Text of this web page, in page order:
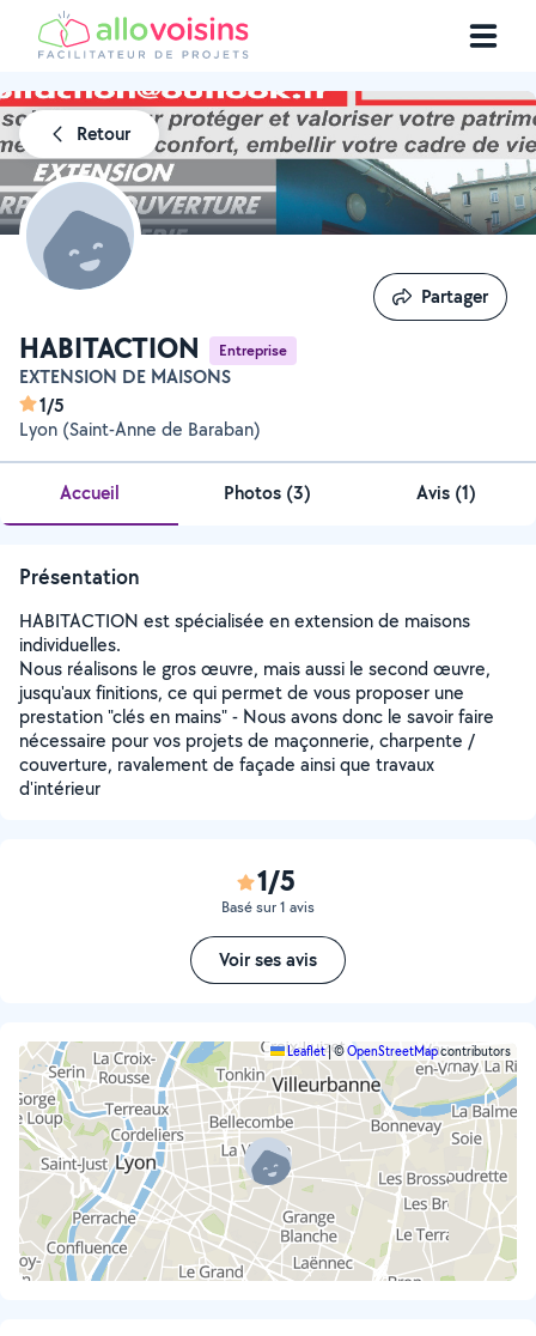
Retour
HABITACTION Entreprise
EXTENSION DE MAISONS
1/5
Lyon (Saint-Anne de Baraban)
Partager
Partager
Accueil Photos (3) Avis (1)
Présentation
HABITACTION est spécialisée en extension de maisons
individuelles.
Nous réalisons le gros œuvre, mais aussi le second œuvre,
jusqu'aux finitions, ce qui permet de vous proposer une
prestation "clés en mains" - Nous avons donc le savoir faire
nécessaire pour vos projets de maçonnerie, charpente /
couverture, ravalement de façade ainsi que travaux
d'intérieur
1/5
Basé sur 1 avis
Voir ses avis
Leaflet|©OpenStreetMapcontributors